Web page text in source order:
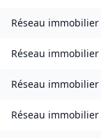
Réseau immobilier
Réseau immobilier
Réseau immobilier
Réseau immobilier